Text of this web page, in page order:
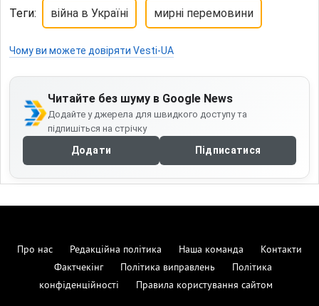
Теги: війна в Україні мирні перемовини
Чому ви можете довіряти Vesti-UA
Читайте без шуму в Google News
Додайте у джерела для швидкого доступу та
підпишіться на стрічку
Додати Підписатися
Про нас Редакційна політика Наша команда
Контакти
Фактчекінг
Політика виправлень
Політика
конфіденційності
Правила користування сайтом